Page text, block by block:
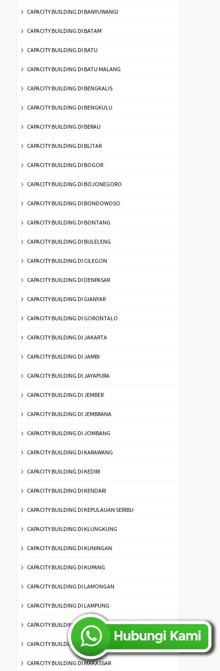
CAPACITY BUILDING DI BANYUWANGI
CAPACITY BUILDING DI BATAM
CAPACITY BUILDING DI BATU
CAPACITY BUILDING DI BATU MALANG
CAPACITY BUILDING DI BENGKALIS
CAPACITY BUILDING DI BENGKULU
CAPACITY BUILDING DI BERAU
CAPACITY BUILDING DI BLITAR
CAPACITY BUILDING DI BOGOR
CAPACITY BUILDING DI BOJONEGORO
CAPACITY BUILDING DI BONDOWOSO
CAPACITY BUILDING DI BONTANG
CAPACITY BUILDING DI BULELENG
CAPACITY BUILDING DI CILEGON
CAPACITY BUILDING DI DENPASAR
CAPACITY BUILDING DI GIANYAR
CAPACITY BUILDING DI GORONTALO
CAPACITY BUILDING DI JAKARTA
CAPACITY BUILDING DI JAMBI
CAPACITY BUILDING DI JAYAPURA
CAPACITY BUILDING DI JEMBER
CAPACITY BUILDING DI JEMBRANA
CAPACITY BUILDING DI JOMBANG
CAPACITY BUILDING DI KARAWANG
CAPACITY BUILDING DI KEDIRI
CAPACITY BUILDING DI KENDARI
CAPACITY BUILDING DI KEPULAUAN SERIBU
CAPACITY BUILDING DI KLUNGKUNG
CAPACITY BUILDING DI KUNINGAN
CAPACITY BUILDING DI KUPANG
CAPACITY BUILDING DI LAMONGAN
CAPACITY BUILDING DI LAMPUNG
CAPACITY BUILDING DI LUMAJANG
CAPACITY BUILDING DI MADIUN
CAPACITY BUILDING DI MAKASSAR